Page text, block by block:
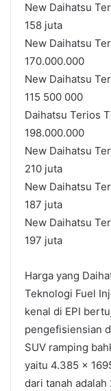
New Daihatsu
158 juta
New Daihatsu
170.000.000
New Daihatsu
115 500 000
Daihatsu Terios
198.000.000
New Daihatsu
210 juta
New Daihatsu
187 juta
New Daihatsu
197 juta
Harga yang
Teknologi Fuel
kenal di EPI
pengefisiensian
SUV ramping
yaitu 4.385 x
dari tanah